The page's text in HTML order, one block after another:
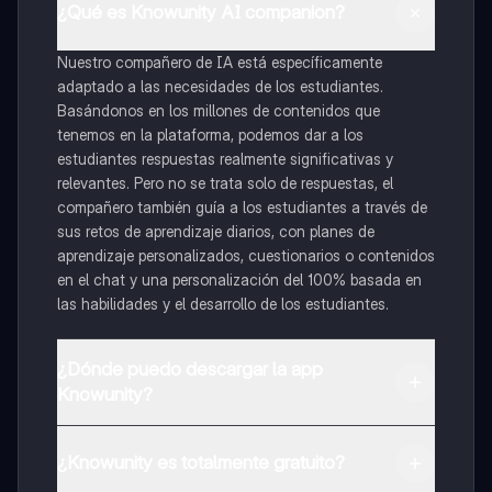
Nuestro compañero de IA está específicamente
adaptado a las necesidades de los estudiantes.
Basándonos en los millones de contenidos que
tenemos en la plataforma, podemos dar a los
estudiantes respuestas realmente significativas y
relevantes. Pero no se trata solo de respuestas, el
compañero también guía a los estudiantes a través de
sus retos de aprendizaje diarios, con planes de
aprendizaje personalizados, cuestionarios o contenidos
en el chat y una personalización del 100% basada en
las habilidades y el desarrollo de los estudiantes.